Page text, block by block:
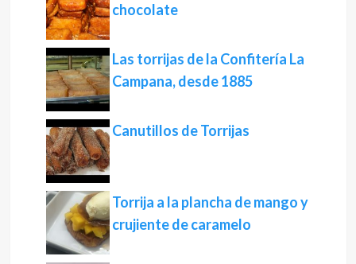
chocolate
Las torrijas de la Confitería La
Campana, desde 1885
Canutillos de Torrijas
Torrija a la plancha de mango y
crujiente de caramelo